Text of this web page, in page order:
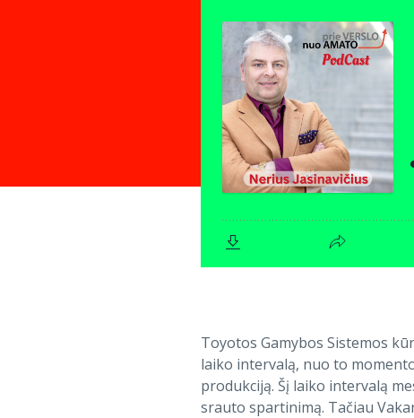
Toyotos Gamybos Sistemos
laiko intervalą, nuo to
produkciją. Šį laiko intervalą
srauto spartinimą. Tačiau